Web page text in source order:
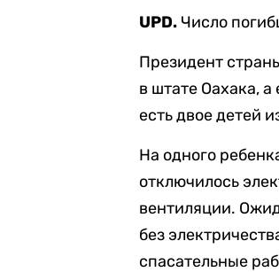
UPD. Число
Президент
в штате Оахака,
есть двое детей
На одного
отключилось
вентиляции.
без
спасательные